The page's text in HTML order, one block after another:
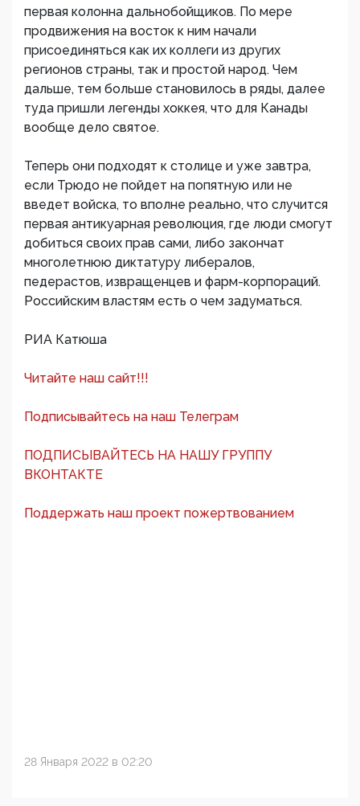
первая колонна дальнобойщиков. По мере
продвижения на восток к ним начали
присоединяться как их коллеги из других
регионов страны, так и простой народ. Чем
дальше, тем больше становилось в ряды, далее
туда пришли легенды хоккея, что для Канады
вообще дело святое.
Теперь они подходят к столице и уже завтра,
если Трюдо не пойдет на попятную или не
введет войска, то вполне реально, что случится
первая антикуарная революция, где люди смогут
добиться своих прав сами, либо закончат
многолетнюю диктатуру либералов,
педерастов, извращенцев и фарм-корпораций.
Российским властям есть о чем задуматься.
РИА Катюша
Читайте наш сайт!!!
Подписывайтесь на наш Телеграм
ПОДПИСЫВАЙТЕСЬ НА НАШУ ГРУППУ
ВКОНТАКТЕ
Поддержать наш проект пожертвованием
28 Января 2022 в 02:20